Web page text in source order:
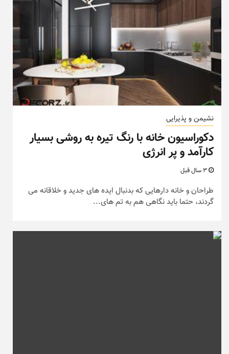
نشیمن و پذیرایی
دکوراسیون خانه با رنگ تیره به روشی بسیار
کارآمد و پر انرژی
طراحان و خانه دارهایی که بدنبال ایده های جدید و خلاقانه می
گردند، حتما باید نگاهی هم به تم های...